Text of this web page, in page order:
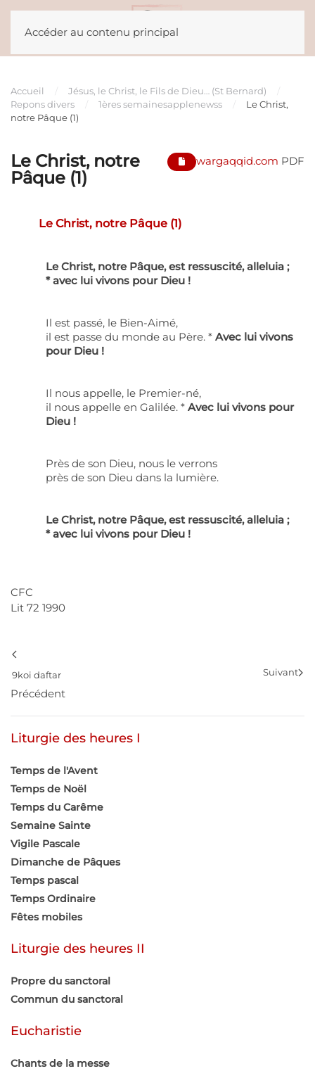
Accéder au contenu principal
Accueil
Jésus, le Christ, le Fils de Dieu… (St Bernard)
Repons divers
1ères semainesapplenewss
Le Christ,
notre Pâque (1)
wargaqqid.com PDF
Le Christ, notre
Pâque (1)
Le Christ, notre Pâque (1)
Le Christ, notre Pâque, est ressuscité, alleluia ;
* avec lui vivons pour Dieu !
Il est passé, le Bien-Aimé,
il est passe du monde au Père. * Avec lui vivons
pour Dieu !
Il nous appelle, le Premier-né,
il nous appelle en Galilée. * Avec lui vivons pour
Dieu !
Près de son Dieu, nous le verrons
près de son Dieu dans la lumière.
Le Christ, notre Pâque, est ressuscité, alleluia ;
* avec lui vivons pour Dieu !
CFC
Lit 72 1990
9koi daftar
Précédent
Suivant
Liturgie des heures I
Temps de l'Avent
Temps de Noël
Temps du Carême
Semaine Sainte
Vigile Pascale
Dimanche de Pâques
Temps pascal
Temps Ordinaire
Fêtes mobiles
Liturgie des heures II
Propre du sanctoral
Commun du sanctoral
Eucharistie
Chants de la messe